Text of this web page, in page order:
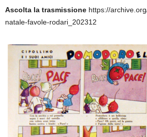
Ascolta la trasmissione https://
natale-favole-rodari_202312